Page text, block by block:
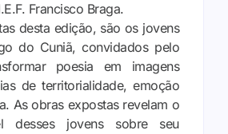
Francisco Braga.
desta edição, são os jovens
do Cuniã, convidados pelo
poesia em imagens
de territorialidade, emoção
As obras expostas revelam o
desses jovens sobre seu